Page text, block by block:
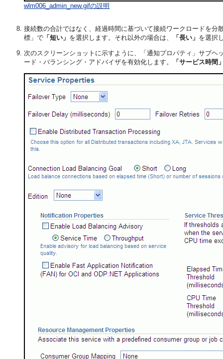
wlm006_admin_new.gifの説明
接続数の合計ではなく、経過時間に基づいて接続ワークロードを
標」で 「短い」 を選択します。それ以外の場合は、 「長い」 を選択
次のスクリーンショットに示すように、「通知プロパティ」サブヘ
ード・バランシング・アドバイザを有効化します。
「サービス時間